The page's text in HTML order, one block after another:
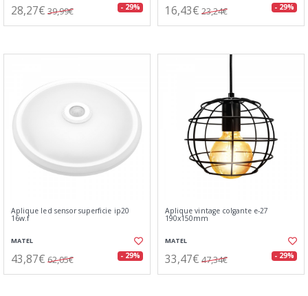
28,27€ 39,99€ - 29% 16,43€ 23,24€ - 29%
Aplique led sensor superficie ip20
16w.f
MATEL
43,87€ 62,05€ - 29%
Aplique vintage colgante e-27
190x150mm
MATEL
33,47€ 47,34€ - 29%